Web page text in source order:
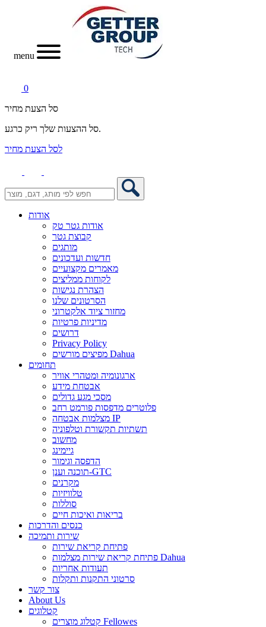
menu
0
סל הצעת מחיר
סל ההצעות שלך ריק כרגע.
לסל הצעת מחיר
אודות
אודות גטר טק
קבוצת גטר
מותגים
חדשות ועדכונים
מאמרים מקצועיים
לקוחות ממליצים
הצהרת נגישות
הסרטונים שלנו
מחזור ציוד אלקטרוני
מדיניות פרטיות
דרושים
Privacy Policy
מפיצים מורשים Dahua
תחומים
ארגונומיה ומטהרי אוויר
אבטחת מידע
מסכי מגע גדולים
פלוטרים מדפסות פורמט רחב
מצלמות אבטחה IP
תשתיות תקשורת וטלפוניה
מחשוב
גיימינג
הדפסה וגימור
תוכנה וענן-GTC
מקרנים
טלוויזיות
סוללות
בריאות ואיכות חיים
כנסים והדרכות
שירות ותמיכה
פתיחת קריאת שירות
פתיחת קריאת שירות מצלמות Dahua
תעודות אחריות
סרטוני התקנות ותקלות
צור קשר
About Us
קטלוגים
קטלוג מוצרים Fellowes